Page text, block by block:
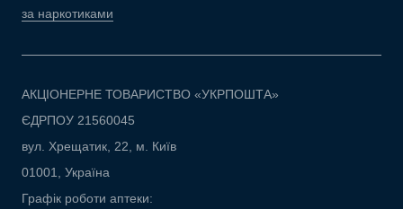
за наркотиками
АКЦІОНЕРНЕ ТОВАРИСТВО «УКРПОШТА»
ЄДРПОУ 21560045
вул. Хрещатик, 22, м. Київ
01001, Україна
Графік роботи аптеки: